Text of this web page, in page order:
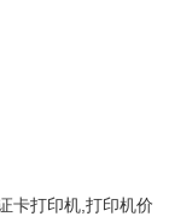
卡打印机,打印机价